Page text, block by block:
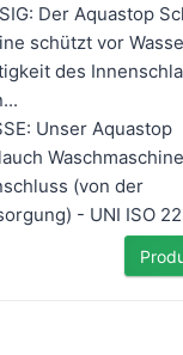
Der Aquastop
schützt vor
des
Unser Aquastop
(von der
- UNI ISO